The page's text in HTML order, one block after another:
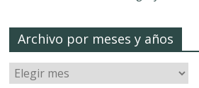
Archivo por meses y años